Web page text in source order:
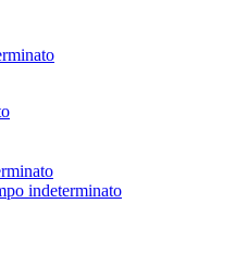
indeterminato